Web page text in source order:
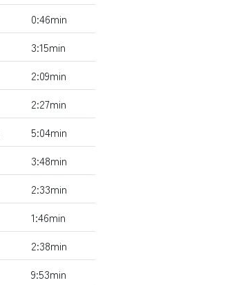
0:46min
3:15min
2:09min
2:27min
5:04min
3:48min
2:33min
1:46min
2:38min
9:53min